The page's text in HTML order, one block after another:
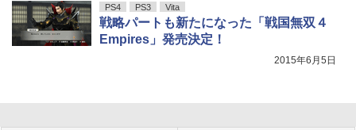
PS4 PS3 Vita
戦略パートも新たになった「戦国無双４
Empires」発売決定！
2015年6月5日